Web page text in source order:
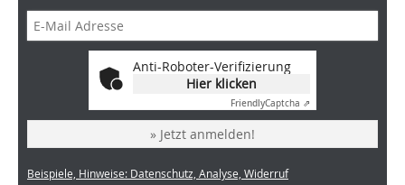
Anti-Roboter-Verifizierung
Hier klicken
FriendlyCaptcha ⇗
» Jetzt anmelden!
Beispiele, Hinweise: Datenschutz, Analyse, Widerruf